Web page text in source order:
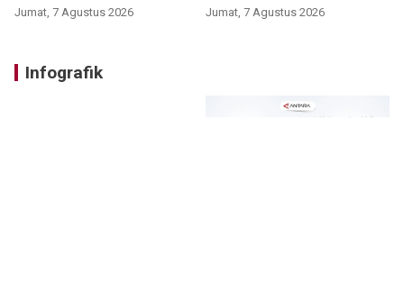
Jumat, 7 Agustus 2026 Jumat, 7 Agustus 2026
Infografik